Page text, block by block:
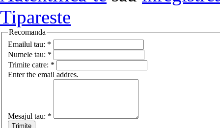
Tipareste
Recomanda
Emailul tau: *
Numele tau: *
Trimite catre: *
Enter the email addres.
Mesajul tau: *